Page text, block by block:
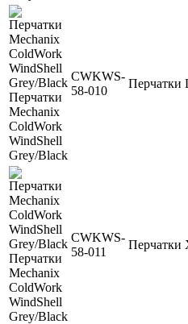
Перчатки
Mechanix
ColdWork
WindShell
Grey/Black
CWKWS-
58-010
Перчатки
Перчатки
Mechanix
ColdWork
WindShell
Grey/Black
CWKWS-
58-011
Перчатки